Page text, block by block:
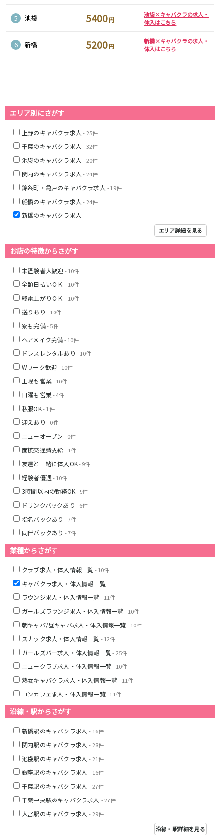
5 池袋 5400円
池袋×キャバクラの求人・
体入はこちら
6 新橋 5200円
新橋×キャバクラの求人・
体入はこちら
エリア別にさがす
上野のキャバクラ求人- 25件
千葉のキャバクラ求人- 32件
池袋のキャバクラ求人- 20件
関内のキャバクラ求人- 24件
錦糸町・亀戸のキャバクラ求人 - 19件
船橋のキャバクラ求人- 24件
新橋のキャバクラ求人
エリア詳細を見る
お店の特徴からさがす
未経験者大歓迎- 10件
全額日払いＯＫ - 10件
終電上がりＯＫ - 10件
送りあり - 10件
寮も完備- 5件
ヘアメイク完備- 10件
ドレスレンタルあり - 10件
Wワーク歓迎- 10件
土曜も営業- 10件
日曜も営業- 4件
私服OK- 1件
迎えあり - 0件
ニューオープン - 0件
面接交通費支給- 1件
友達と一緒に体入OK- 9件
経験者優遇- 10件
3時間以内の勤務OK- 9件
ドリンクバックあり - 6件
指名バックあり - 7件
同伴バックあり - 7件
業種からさがす
クラブ求人・体入情報一覧- 10件
キャバクラ求人・体入情報一覧
ラウンジ求人・体入情報一覧- 11件
ガールズラウンジ求人・体入情報一覧- 10件
朝キャバ/昼キャバ求人・体入情報一覧- 10件
スナック求人・体入情報一覧- 12件
ガールズバー求人・体入情報一覧- 25件
ニュークラブ求人・体入情報一覧- 10件
熟女キャバクラ求人・体入情報一覧- 11件
コンカフェ求人・体入情報一覧- 11件
沿線・駅からさがす
新橋駅のキャバクラ求人- 16件
関内駅のキャバクラ求人- 28件
池袋駅のキャバクラ求人- 21件
銀座駅のキャバクラ求人- 16件
千葉駅のキャバクラ求人- 27件
千葉中央駅のキャバクラ求人 - 27件
大宮駅のキャバクラ求人- 29件
沿線・駅詳細を見る
柏駅
春日部駅
鶴間駅
中央林間駅
本鵠沼駅
南林間駅
京成千葉線
千葉中央駅
京成津田沼駅
京成幕張本郷駅
館林駅
竹ノ塚駅
久喜駅
西新井駅
伊勢崎駅
せんげん台駅
加須駅
南羽生駅
小菅駅
JR武蔵野線
南越谷駅
南浦和駅
府中本町駅
新八柱駅
東所沢駅
吉川駅
越谷レイクタウン駅
東京メトロ東西線
中野駅
西船橋駅
浦安駅
葛西駅
西葛西駅
門前仲町駅
南行徳駅
高田馬場駅
JR湘南新宿ライン
赤羽駅
横浜駅
恵比寿駅
渋谷駅
武蔵小杉駅
浦和駅
大船駅
戸塚駅
東戸塚駅
東急多摩川線
蒲田駅
西武国分寺線
東村山駅 国分寺駅
新京成電鉄線